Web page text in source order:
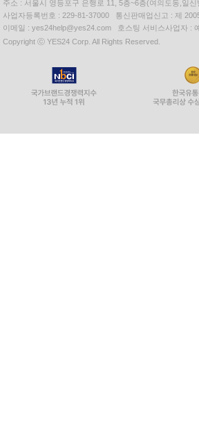
주소 : 서울시 영등포구 은행로 11, 5층~6층(여의도동,일신
사업자등록번호 : 229-81-37000 통신판매업신고 : 제
이메일 : yes24help@yes24.com 호스팅 서비스사업자 :
Copyright ⓒ YES24 Corp. All Rights Reserved.